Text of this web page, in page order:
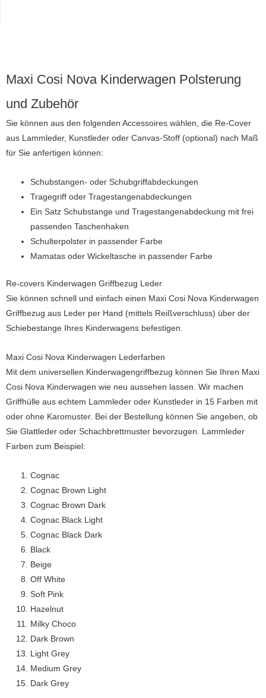
Maxi Cosi Nova Kinderwagen Polsterung
und Zubehör
Sie können aus den folgenden Accessoires wählen, die Re-Cover
aus Lammleder, Kunstleder oder Canvas-Stoff (optional) nach Maß
für Sie anfertigen können:
Schubstangen- oder Schubgriffabdeckungen
Tragegriff oder Tragestangenabdeckungen
Ein Satz Schubstange und Tragestangenabdeckung mit frei
passenden Taschenhaken
Schulterpolster in passender Farbe
Mamatas oder Wickeltasche in passender Farbe
Re-covers Kinderwagen Griffbezug Leder
Sie können schnell und einfach einen Maxi Cosi Nova Kinderwagen
Griffbezug aus Leder per Hand (mittels Reißverschluss) über der
Schiebestange Ihres Kinderwagens befestigen.
Maxi Cosi Nova Kinderwagen Lederfarben
Mit dem universellen Kinderwagengriffbezug können Sie Ihren Maxi
Cosi Nova Kinderwagen wie neu aussehen lassen. Wir machen
Griffhülle aus echtem Lammleder oder Kunstleder in 15 Farben mit
oder ohne Karomuster. Bei der Bestellung können Sie angeben, ob
Sie Glattleder oder Schachbrettmuster bevorzugen. Lammleder
Farben zum Beispiel:
Cognac
Cognac Brown Light
Cognac Brown Dark
Cognac Black Light
Cognac Black Dark
Black
Beige
Off White
Soft Pink
Hazelnut
Milky Choco
Dark Brown
Light Grey
Medium Grey
Dark Grey